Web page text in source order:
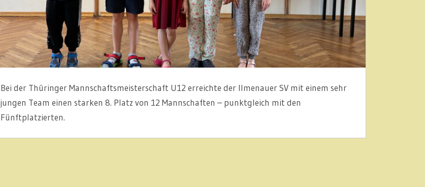
Bei der Thüringer Mannschaftsmeisterschaft U12 erreichte der Ilmenauer SV mit einem sehr
jungen Team einen starken 8. Platz von 12 Mannschaften – punktgleich mit den
Fünftplatzierten.